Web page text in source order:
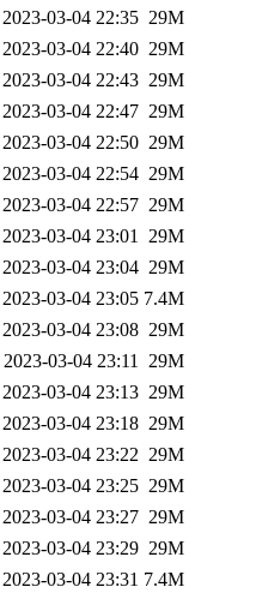
2023-03-04 22:35 29M
2023-03-04 22:40 29M
2023-03-04 22:43 29M
2023-03-04 22:47 29M
2023-03-04 22:50 29M
2023-03-04 22:54 29M
2023-03-04 22:57 29M
2023-03-04 23:01 29M
2023-03-04 23:04 29M
2023-03-04 23:05 7.4M
2023-03-04 23:08 29M
2023-03-04 23:11 29M
2023-03-04 23:13 29M
2023-03-04 23:18 29M
2023-03-04 23:22 29M
2023-03-04 23:25 29M
2023-03-04 23:27 29M
2023-03-04 23:29 29M
2023-03-04 23:31 7.4M